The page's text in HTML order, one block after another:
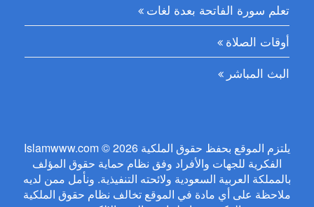
تعلم سورة الفاتحة بعدة لغات
أوقات الصلاة
البث المباشر
Islamwww.com © 2026 يلتزم الموقع بحفظ حقوق الملكية
الفكرية للجهات والأفراد وفق نظام حماية حقوق المؤلف
بالمملكة العربية السعودية ولائحته التنفيذية. ونأمل ممن لديه
ملاحظة على أي مادة في الموقع تخالف نظام حقوق الملكية